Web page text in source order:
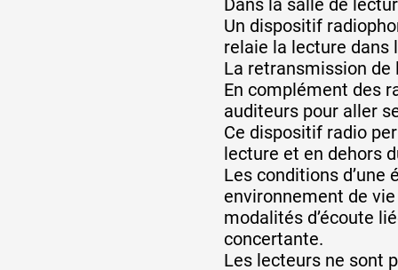
Dans la salle de
Un dispositif
relaie la lecture
La retransmission de
En complément des
auditeurs pour aller
Ce dispositif radio
lecture et en dehors
Les conditions d’une
environnement de
modalités d’écoute
concertante.
Les lecteurs ne sont